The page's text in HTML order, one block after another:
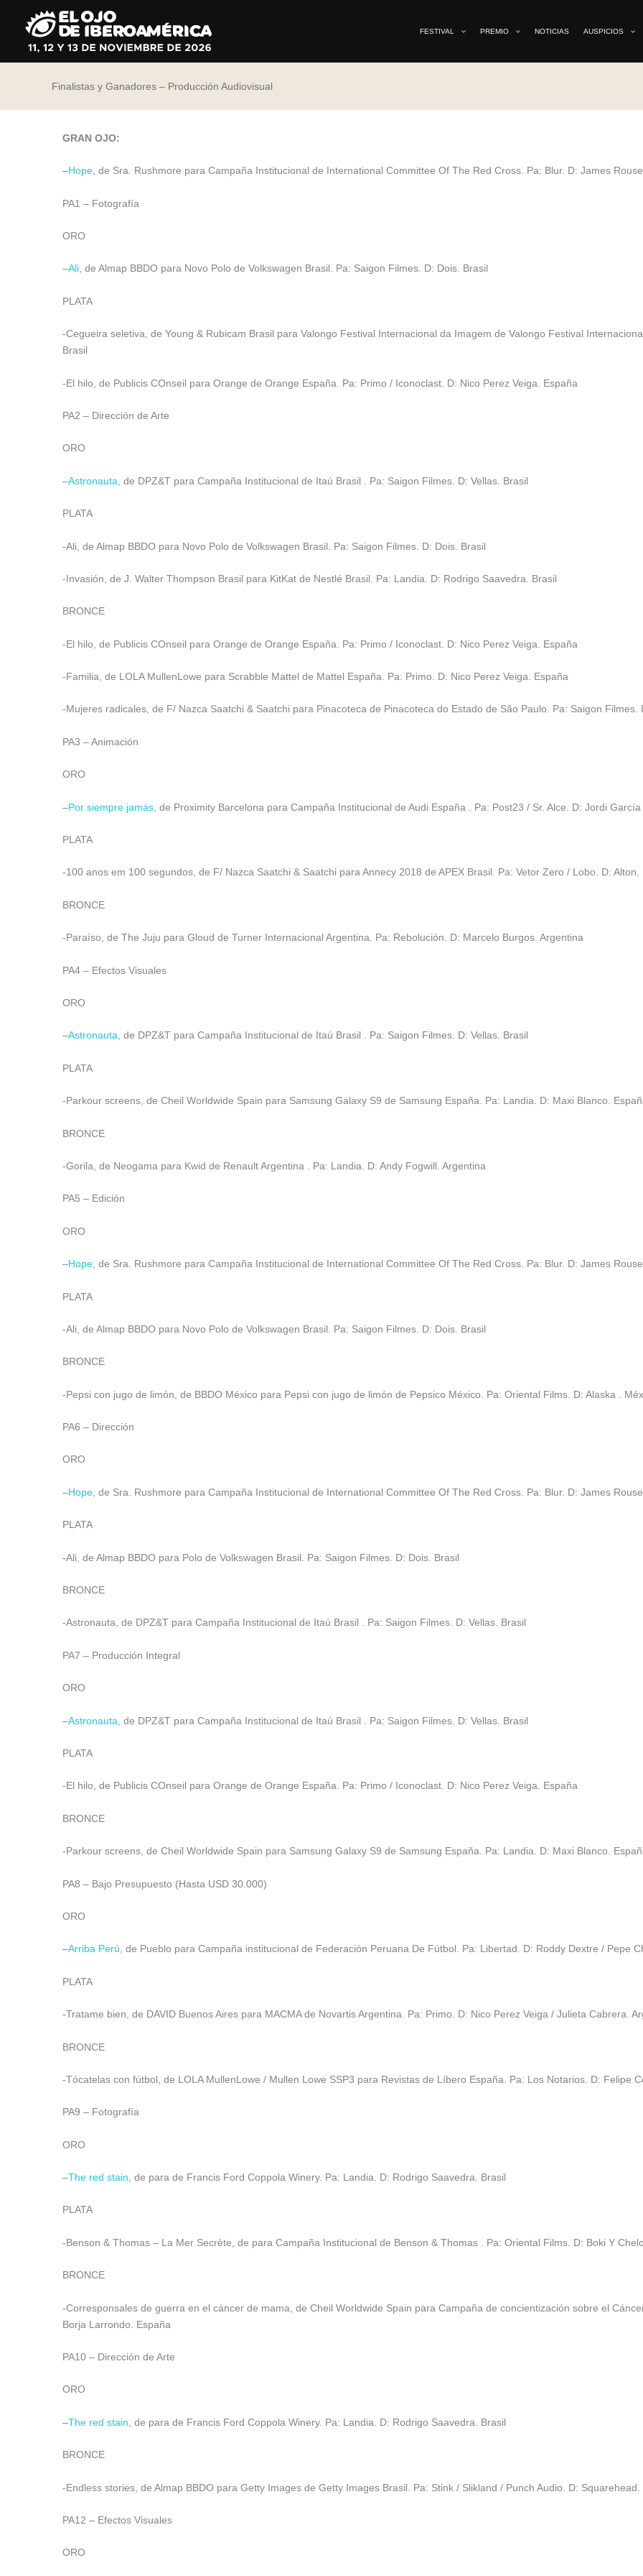
contenido
FESTIVAL PREMIO NOTICIAS AUSPICIOS
Finalistas y Ganadores – Producción Audiovisual
GRAN OJO:
–Hope, de Sra. Rushmore para Campaña Institucional de International Committee Of The Red Cross. Pa: Blur. D: James
PA1 – Fotografía
ORO
–Ali, de Almap BBDO para Novo Polo de Volkswagen Brasil. Pa: Saigon Filmes. D: Dois. Brasil
PLATA
-Cegueira seletiva, de Young & Rubicam Brasil para Valongo Festival Internacional da Imagem de Valongo Festival
Brasil
-El hilo, de Publicis COnseil para Orange de Orange España. Pa: Primo / Iconoclast. D: Nico Perez Veiga. España
PA2 – Dirección de Arte
ORO
–Astronauta , de DPZ&T para Campaña Institucional de Itaú Brasil . Pa: Saigon Filmes. D: Vellas. Brasil
PLATA
-Ali, de Almap BBDO para Novo Polo de Volkswagen Brasil. Pa: Saigon Filmes. D: Dois. Brasil
-Invasión, de J. Walter Thompson Brasil para KitKat de Nestlé Brasil. Pa: Landia. D: Rodrigo Saavedra. Brasil
BRONCE
-El hilo, de Publicis COnseil para Orange de Orange España. Pa: Primo / Iconoclast. D: Nico Perez Veiga. España
-Familia, de LOLA MullenLowe para Scrabble Mattel de Mattel España. Pa: Primo. D: Nico Perez Veiga. España
-Mujeres radicales, de F/ Nazca Saatchi & Saatchi para Pinacoteca de Pinacoteca do Estado de São Paulo. Pa: Saigon Filmes.
PA3 – Animación
ORO
–Por siempre jamás , de Proximity Barcelona para Campaña Institucional de Audi España . Pa: Post23 / Sr. Alce. D: Jordi
PLATA
-100 anos em 100 segundos, de F/ Nazca Saatchi & Saatchi para Annecy 2018 de APEX Brasil. Pa: Vetor Zero / Lobo. D: Alton.
BRONCE
-Paraíso, de The Juju para Gloud de Turner Internacional Argentina. Pa: Rebolución. D: Marcelo Burgos. Argentina
PA4 – Efectos Visuales
ORO
–Astronauta, de DPZ&T para Campaña Institucional de Itaú Brasil . Pa: Saigon Filmes. D: Vellas. Brasil
PLATA
-Parkour screens, de Cheil Worldwide Spain para Samsung Galaxy S9 de Samsung España. Pa: Landia. D: Maxi Blanco.
BRONCE
-Gorila, de Neogama para Kwid de Renault Argentina . Pa: Landia. D: Andy Fogwill. Argentina
PA5 – Edición
ORO
–Hope , de Sra. Rushmore para Campaña Institucional de International Committee Of The Red Cross. Pa: Blur. D: James
PLATA
-Ali, de Almap BBDO para Novo Polo de Volkswagen Brasil. Pa: Saigon Filmes. D: Dois. Brasil
BRONCE
-Pepsi con jugo de limón, de BBDO México para Pepsi con jugo de limón de Pepsico México. Pa: Oriental Films. D: Alaska .
PA6 – Dirección
ORO
–Hope , de Sra. Rushmore para Campaña Institucional de International Committee Of The Red Cross. Pa: Blur. D: James
PLATA
-Ali, de Almap BBDO para Polo de Volkswagen Brasil. Pa: Saigon Filmes. D: Dois. Brasil
BRONCE
-Astronauta, de DPZ&T para Campaña Institucional de Itaú Brasil . Pa: Saigon Filmes. D: Vellas. Brasil
PA7 – Producción Integral
ORO
–Astronauta , de DPZ&T para Campaña Institucional de Itaú Brasil . Pa: Saigon Filmes. D: Vellas. Brasil
PLATA
-El hilo, de Publicis COnseil para Orange de Orange España. Pa: Primo / Iconoclast. D: Nico Perez Veiga. España
BRONCE
-Parkour screens, de Cheil Worldwide Spain para Samsung Galaxy S9 de Samsung España. Pa: Landia. D: Maxi Blanco.
PA8 – Bajo Presupuesto (Hasta USD 30.000)
ORO
–Arriba Perú, de Pueblo para Campaña institucional de Federación Peruana De Fútbol. Pa: Libertad. D: Roddy Dextre / Pepe
PLATA
-Tratame bien, de DAVID Buenos Aires para MACMA de Novartis Argentina. Pa: Primo. D: Nico Perez Veiga / Julieta Cabrera.
BRONCE
-Tócatelas con fútbol, de LOLA MullenLowe / Mullen Lowe SSP3 para Revistas de Líbero España. Pa: Los Notarios. D: Felipe
PA9 – Fotografía
ORO
–The red stain , de para de Francis Ford Coppola Winery. Pa: Landia. D: Rodrigo Saavedra. Brasil
PLATA
-Benson & Thomas – La Mer Secrète, de para Campaña Institucional de Benson & Thomas . Pa: Oriental Films. D: Boki Y
BRONCE
-Corresponsales de guerra en el cáncer de mama, de Cheil Worldwide Spain para Campaña de concientización sobre el
Borja Larrondo. España
PA10 – Dirección de Arte
ORO
–The red stain , de para de Francis Ford Coppola Winery. Pa: Landia. D: Rodrigo Saavedra. Brasil
BRONCE
-Endless stories, de Almap BBDO para Getty Images de Getty Images Brasil. Pa: Stink / Slikland / Punch Audio. D: Squarehead.
PA12 – Efectos Visuales
ORO